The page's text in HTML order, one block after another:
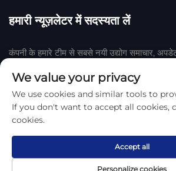
हमारी न्यूज़लेटर में सदस्यता लें
कंपनी के हमारे टीम से सबसे नयी उद्योग समाचार,
नीति
We value your privacy
We use cookies and similar tools to
If you don't want to accept all cookies,
cookies.
Personalize cookies
Accept all